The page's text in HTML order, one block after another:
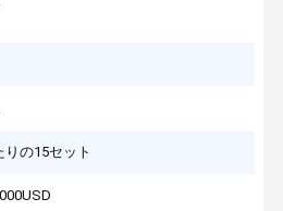
りの15セット